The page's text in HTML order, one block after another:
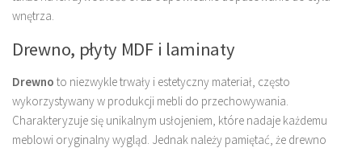
wnętrza.
Drewno, płyty MDF i laminaty
Drewno to niezwykle trwały i estetyczny materiał, często
wykorzystywany w produkcji mebli do przechowywania.
Charakteryzuje się unikalnym usłojeniem, które nadaje każdemu
meblowi oryginalny wygląd. Jednak należy pamiętać, że drewno